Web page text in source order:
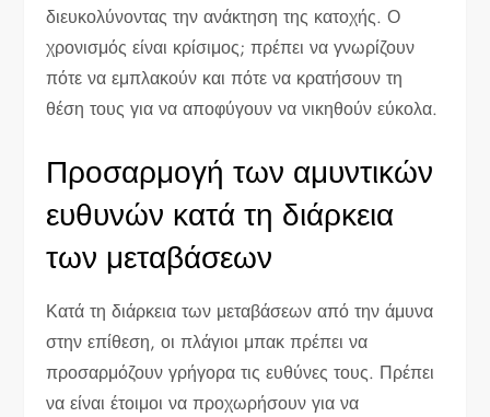
διευκολύνοντας την ανάκτηση της κατοχής. Ο
χρονισμός είναι κρίσιμος; πρέπει να γνωρίζουν
πότε να εμπλακούν και πότε να κρατήσουν τη
θέση τους για να αποφύγουν να νικηθούν εύκολα.
Προσαρμογή των αμυντικών
ευθυνών κατά τη διάρκεια
των μεταβάσεων
Κατά τη διάρκεια των μεταβάσεων από την άμυνα
στην επίθεση, οι πλάγιοι μπακ πρέπει να
προσαρμόζουν γρήγορα τις ευθύνες τους. Πρέπει
να είναι έτοιμοι να προχωρήσουν για να